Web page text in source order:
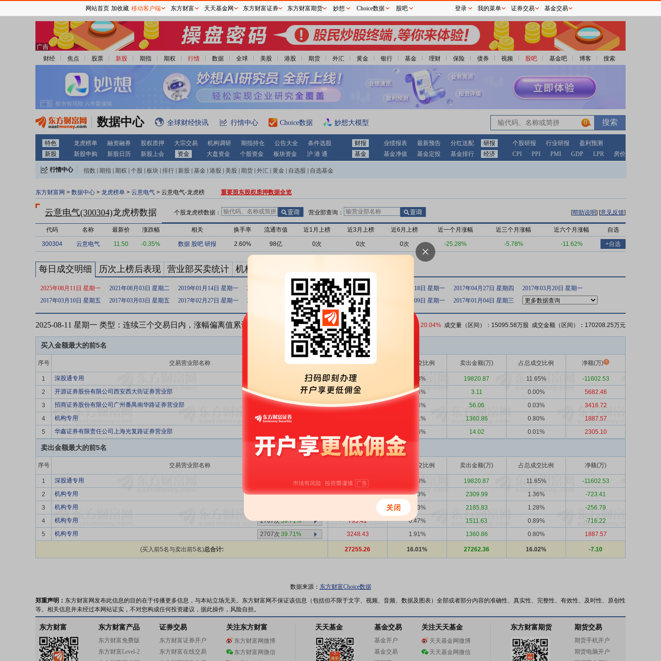
财经 焦点 股票 新股 期指 期权 行情 数据 全球 美股 港股 期货 外汇 黄金 银行 基金 理财 保险 债券 视频 股吧 基金吧 博客 搜索
数据中心 全球财经快讯 行情中心 Choice数据 妙想大模型 0
特色 龙虎榜单 融资融券 股权质押 大宗交易 机构调研 期指持仓 公告大全 条件选股 财报 业绩报表 最新预告 分红送配 研报 个股研报 行业研报
盈利预测
新股
新股申购 新股日历 新股上会 资金 大盘资金 个股资金 板块资金 沪 港 通 基金 基金净值 基金定投 基金排行 经济 CPI PPI PMI GDP LPR 房价
行情中心 指数 期指 期权 个股 板块 排行 新股 基金 港股 美股 期货 外汇 黄金 自选股 自选基金
东方财富网 > 数据中心 > 龙虎榜单 > 云意电气 > 云意电气-龙虎榜 重要股东股权质押数据全览
云意电气(300304)龙虎榜数据 个股龙虎榜数据： 营业部查询： [帮助说明] [意见反馈]
代码 名称 最新价 涨跌幅 相关 换手率 流通市值 近1月上榜 近3月上榜 近6月上榜 近一个月涨幅 近三个月涨幅 近六个月涨幅 自选
300304 云意电气 11.50 -0.35% 数据 股吧 研报 2.60% 98亿 0次 0次 0次 -25.28% -5.78% -11.62% +自选
每日成交明细 历次上榜后表现 营业部买卖统计 机构买卖统计
2025年08月11日 星期一 2021年08月03日 星期二 2019年01月14日 星期一 2019年01月11日 星期五 2017年09月21日 星期四 2017年09月18日 星期一 2017年04月27日 星期四
2017年03月20日 星期一
2017年03月10日 星期五
2017年03月03日 星期五 2017年02月27日 星期一 2017年02月15日 星期三 2017年01月25日 星期三 2017年01月09日 星期一 2017年01月04日 星期三
2025-08-11 星期一 类型：连续三个交易日内，涨幅偏离值累计达到30%的证券 收盘价： 元 涨跌幅：20.04% 成交量（区间）：15095.58万股 成交金额（区间）：170208.25万元
买入金额最大的前5名
序号 交易营业部名称 买入金额(万) 占总成交比例 卖出金额(万) 占总成交比例 净额(万)
1 深股通专用 8218.34 4.83% 19820.87 11.65%
-11602.53
2
开源证券股份有限公司西安西大街证券营业部 39次 53.85% 5685.56 3.34% 3.11 0.00%
5682.46
3
招商证券股份有限公司广州番禺南华路证券营业部 0.00% 3472.78 2.04% 56.06 0.03%
3416.72
4
机构专用 2707次39.71% 1.91% 1360.86 0.80%
1887.57
5
华鑫证券有限责任公司上海光复路证券营业部 1.36% 14.02 0.01% 2305.10
卖出金额最大的前5名
序号 交易营业部名称 占总成交比例 卖出金额(万) 占总成交比例 净额(万)
1 深股通专用 40.25% 8218.34 4.83% 19820.87 11.65%
-11602.53
2
机构专用 2707次39.71% 1586.57 0.93% 2309.99 1.36%
-723.41
3
机构专用 1.13% 2185.83 1.28%
-256.79
4
机构专用 2707次39.71% 795.41 0.47% 1511.63 0.89%
-716.22
5
机构专用 2707次 39.71% 3248.43 1.91% 1360.86 0.80% 1887.57
(买入前5名与卖出前5名)总合计: 27255.26 16.01% 27262.36 16.02% -7.10
数据来源： 东方财富Choice数据
郑重声明： 东方财富网发布此信息的目的在于传播更多信息，与本站立场无关。东方财富网不保证该信息（包括但不限于文字、视频、音频、数据及图表）全部或者部分内容的准确性、真实性、完整性、有效性、及时性、原创性
等。相关信息并未经过本网站证实，不对您构成任何投资建议，据此操作，风险自担。
网站首页 加收藏 移动客户端 东方财富 天天基金网 东方财富证券 东方财富期货 妙想 Choice数据 股吧 登录 我的菜单 证券交易 基金交易